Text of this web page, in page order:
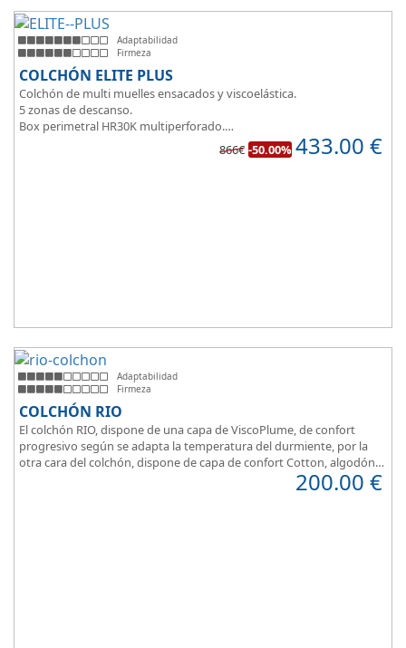
Adaptabilidad
Firmeza
COLCHÓN ELITE PLUS
Colchón de multi muelles ensacados y viscoelástica.
5 zonas de descanso.
Box perimetral HR30K multiperforado.
Para personas que buscan la comodidad y confort a la hora de
866€ -50.00% 433.00 €
Adaptabilidad
Firmeza
COLCHÓN RIO
El colchón RIO, dispone de una capa de ViscoPlume, de confort
progresivo según se adapta la temperatura del durmiente, por la
otra cara del colchón, dispone de capa de confort Cotton, algodón
100% que brinda una sensación de confort inmediata.200.00 €